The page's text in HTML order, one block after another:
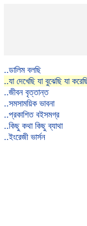
..ডালিম বলছি
..যা দেখেছি যা বুঝেছি যা
..জীবন বৃত্তান্ত
..সমসাময়িক ভাবনা
..প্রকাশিত বইসমগ্র
..কিছু কথা কিছু ব্যাথা
..ইংরেজী ভার্সন